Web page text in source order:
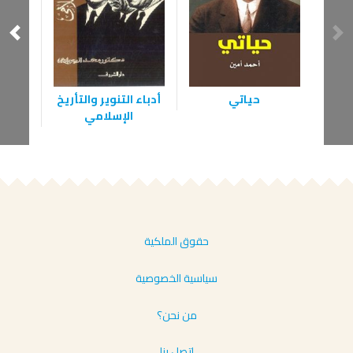
حياتي
أدباء التنوير والتأريخ
الإسلامي
حقوق الملكية
سياسية الخصوصية
من نحن؟